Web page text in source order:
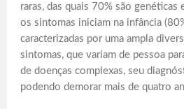
raras, das quais 70% são genéticas
os sintomas iniciam na infância
caracterizadas por uma ampla
sintomas, que variam de pessoa
de doenças complexas, seu
podendo demorar mais de quatro